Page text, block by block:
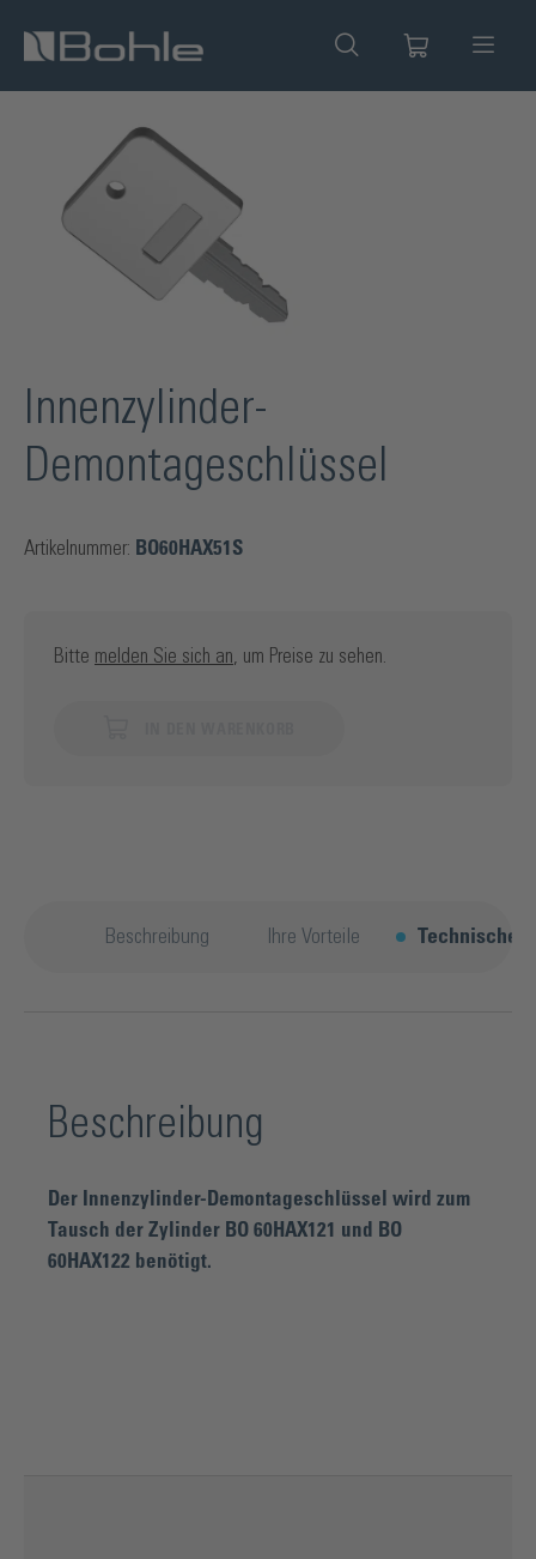
springen
Innenzylinder-
Demontageschlüssel
Artikelnummer: BO60HAX51S
Bitte melden Sie sich an , um Preise zu sehen.
Beschreibung Ihre Vorteile Technische
Beschreibung
Der Innenzylinder-Demontageschlüssel wird zum
Tausch der Zylinder BO 60HAX121 und BO
60HAX122 benötigt.